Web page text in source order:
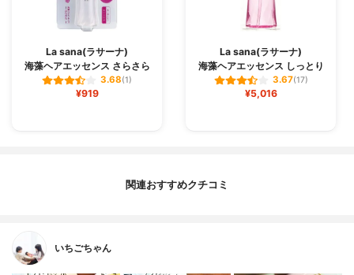
La sana(ラサーナ)
海藻ヘアエッセンス さらさら
3.68(1)
¥919
La sana(ラサーナ)
海藻ヘアエッセンス しっとり
3.67(17)
¥5,016
関連おすすめクチコミ
いちごちゃん